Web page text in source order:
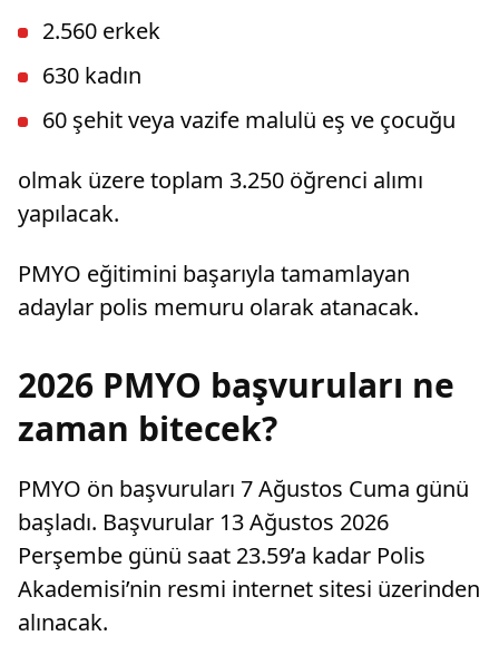
2.560 erkek
630 kadın
60 şehit veya vazife malulü eş ve çocuğu
olmak üzere toplam 3.250 öğrenci alımı
yapılacak.
PMYO eğitimini başarıyla tamamlayan
adaylar polis memuru olarak atanacak.
2026 PMYO başvuruları ne
zaman bitecek?
PMYO ön başvuruları 7 Ağustos Cuma günü
başladı. Başvurular 13 Ağustos 2026
Perşembe günü saat 23.59’a kadar Polis
Akademisi’nin resmi internet sitesi üzerinden
alınacak.